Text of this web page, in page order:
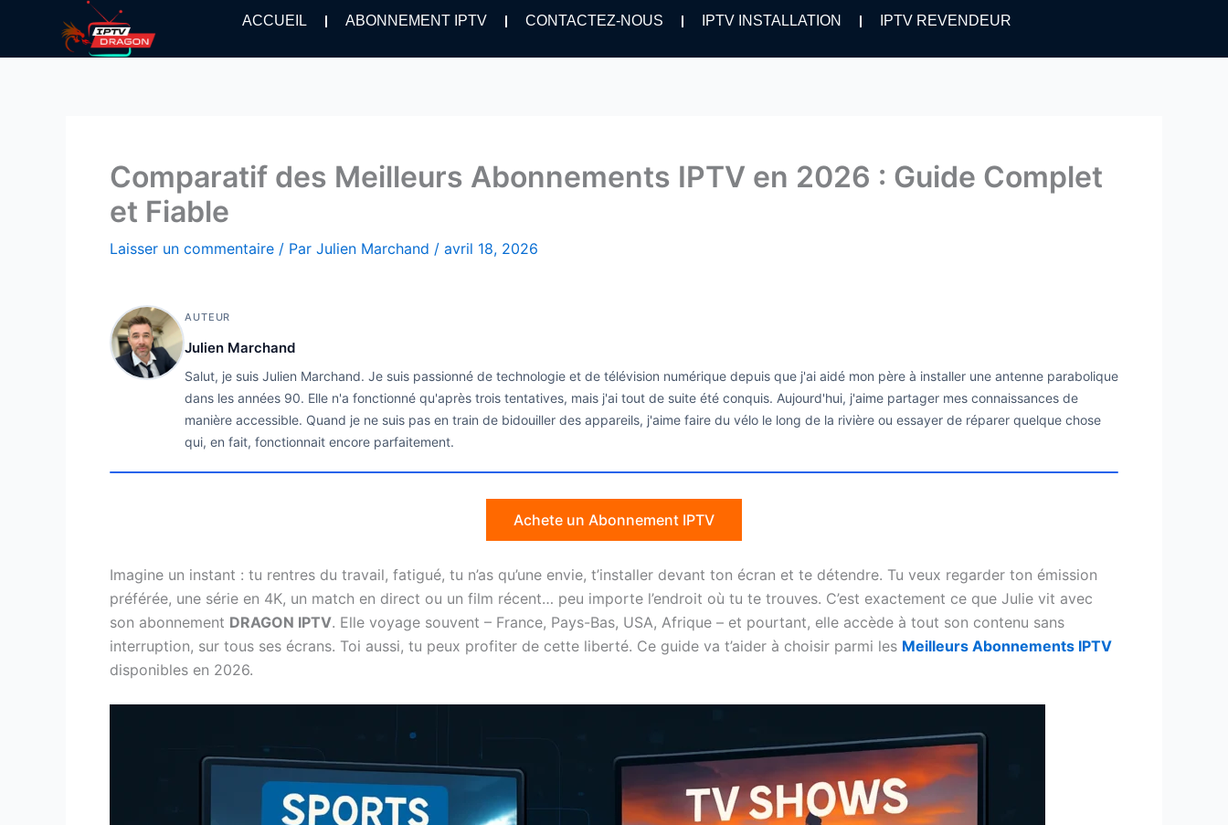
contenu
ACCUEIL ABONNEMENT IPTV CONTACTEZ-NOUS IPTV INSTALLATION IPTV REVENDEUR
Comparatif des Meilleurs Abonnements IPTV en 2026 : Guide Complet
et Fiable
Laisser un commentaire / Par Julien Marchand / avril 18, 2026
AUTEUR
Julien Marchand
Salut, je suis Julien Marchand. Je suis passionné de technologie et de télévision numérique depuis que j'ai aidé mon père à installer une antenne parabolique
dans les années 90. Elle n'a fonctionné qu'après trois tentatives, mais j'ai tout de suite été conquis. Aujourd'hui, j'aime partager mes connaissances de
manière accessible. Quand je ne suis pas en train de bidouiller des appareils, j'aime faire du vélo le long de la rivière ou essayer de réparer quelque chose
qui, en fait, fonctionnait encore parfaitement.
Achete un Abonnement IPTV
Imagine un instant : tu rentres du travail, fatigué, tu n’as qu’une envie, t’installer devant ton écran et te détendre. Tu veux regarder ton émission
préférée, une série en 4K, un match en direct ou un film récent… peu importe l’endroit où tu te trouves. C’est exactement ce que Julie vit avec
son abonnement DRAGON IPTV. Elle voyage souvent – France, Pays-Bas, USA, Afrique – et pourtant, elle accède à tout son contenu sans
interruption, sur tous ses écrans. Toi aussi, tu peux profiter de cette liberté. Ce guide va t’aider à choisir parmi les Meilleurs Abonnements IPTV
disponibles en 2026.